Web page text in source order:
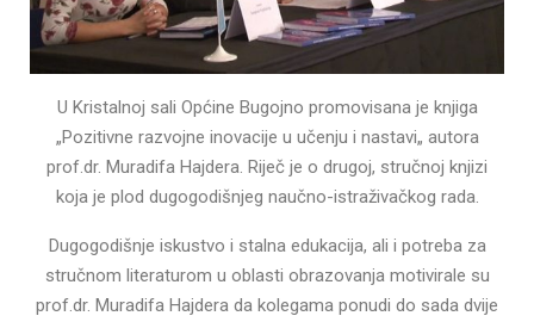
U Kristalnoj sali Općine Bugojno promovisana je knjiga
„Pozitivne razvojne inovacije u učenju i nastavi„ autora
prof.dr. Muradifa Hajdera. Riječ je o drugoj, stručnoj knjizi
koja je plod dugogodišnjeg naučno-istraživačkog rada.
Dugogodišnje iskustvo i stalna edukacija, ali i potreba za
stručnom literaturom u oblasti obrazovanja motivirale su
prof.dr. Muradifa Hajdera da kolegama ponudi do sada dvije